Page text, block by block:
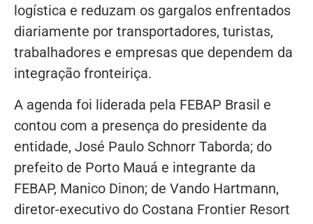
logística e reduzam os gargalos enfrentados
diariamente por transportadores, turistas,
trabalhadores e empresas que dependem da
integração fronteiriça.
A agenda foi liderada pela FEBAP Brasil e
contou com a presença do presidente da
entidade, José Paulo Schnorr Taborda; do
prefeito de Porto Mauá e integrante da
FEBAP, Manico Dinon; de Vando Hartmann,
diretor-executivo do Costana Frontier Resort